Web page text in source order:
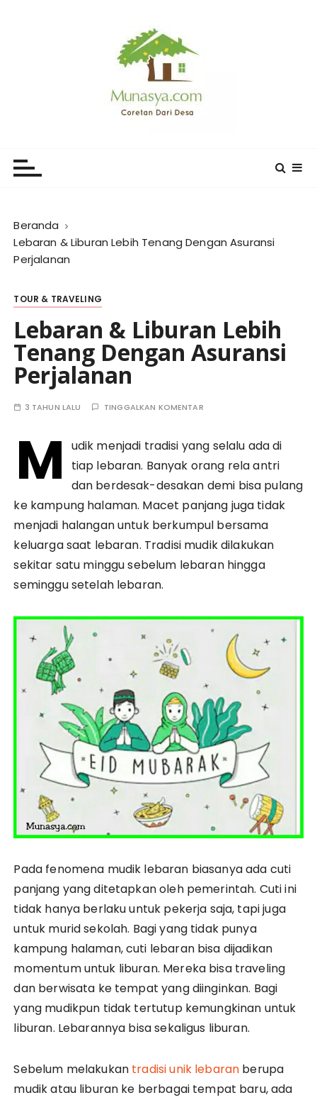
Beranda
Lebaran & Liburan Lebih Tenang Dengan Asuransi
Perjalanan
TOUR & TRAVELING
Lebaran & Liburan Lebih
Tenang Dengan Asuransi
Perjalanan
3 TAHUN LALU TINGGALKAN KOMENTAR
M
udik menjadi tradisi yang selalu ada di
tiap lebaran. Banyak orang rela antri
dan berdesak-desakan demi bisa pulang
ke kampung halaman. Macet panjang juga tidak
menjadi halangan untuk berkumpul bersama
keluarga saat lebaran. Tradisi mudik dilakukan
sekitar satu minggu sebelum lebaran hingga
seminggu setelah lebaran.
Pada fenomena mudik lebaran biasanya ada cuti
panjang yang ditetapkan oleh pemerintah. Cuti ini
tidak hanya berlaku untuk pekerja saja, tapi juga
untuk murid sekolah. Bagi yang tidak punya
kampung halaman, cuti lebaran bisa dijadikan
momentum untuk liburan. Mereka bisa traveling
dan berwisata ke tempat yang diinginkan. Bagi
yang mudikpun tidak tertutup kemungkinan untuk
liburan. Lebarannya bisa sekaligus liburan.
Sebelum melakukan tradisi unik lebaran berupa
mudik atau liburan ke berbagai tempat baru, ada